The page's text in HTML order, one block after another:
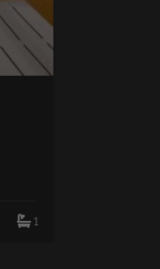
1